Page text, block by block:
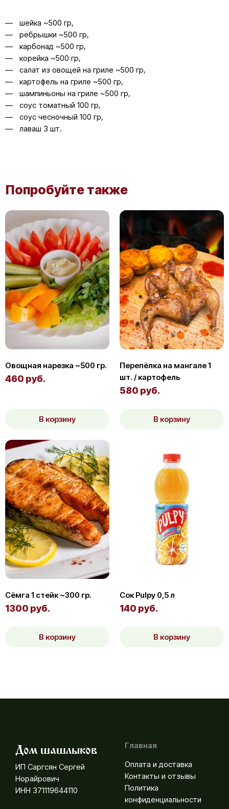
шейка ~500 гр,
рёбрышки ~500 гр,
карбонад ~500 гр,
корейка ~500 гр,
салат из овощей на гриле ~500 гр,
картофель на гриле ~500 гр,
шампиньоны на гриле ~500 гр,
соус томатный 100 гр,
соус чесночный 100 гр,
лаваш 3 шт.
Попробуйте также
Овощная нарезка ~500 гр.
460 руб.
В корзину
Перепёлка на мангале 1
шт. / картофель
580 руб.
В корзину
Сёмга 1 стейк ~300 гр.
1300 руб.
В корзину
Сок Pulpy 0,5 л
140 руб.
В корзину
Дом шашлыков
ИП Саргсян Сергей
Норайрович
ИНН 371119644110
Главная
Оплата и доставка
Контакты и отзывы
Политика
конфиденциальности